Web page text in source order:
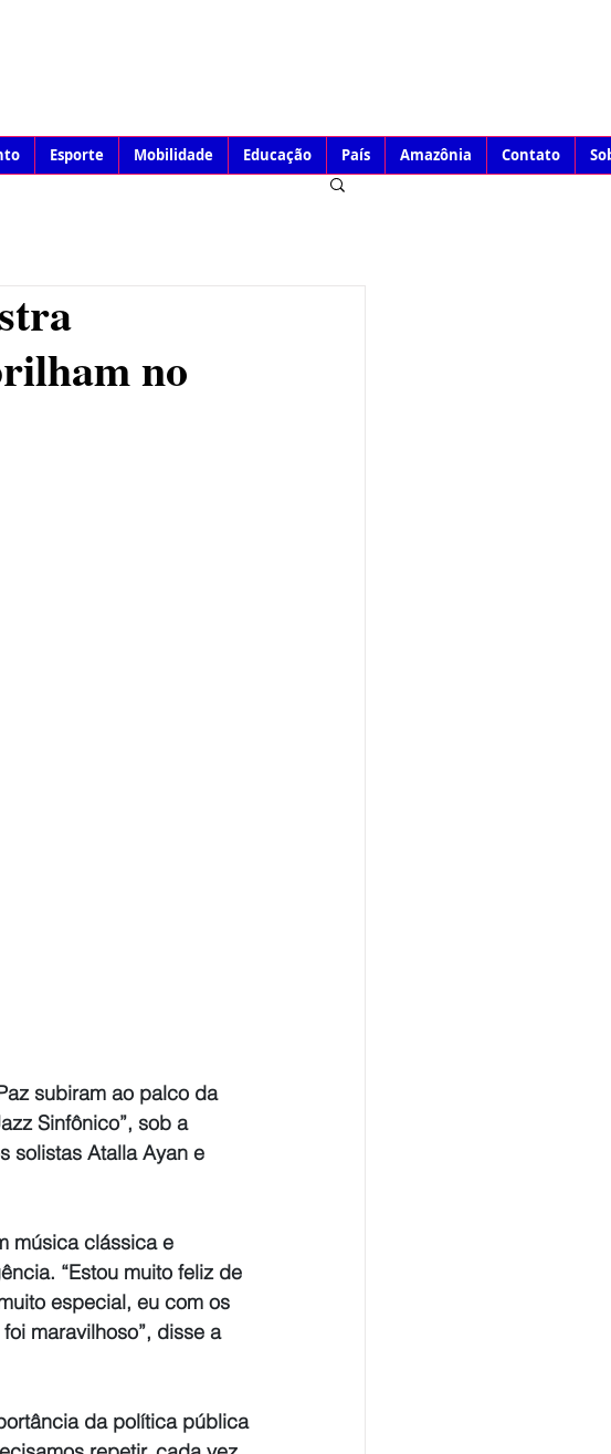
Esporte Mobilidade Educação País Amazônia Contato
no
subiram ao palco da
Sinfônico”, sob a
solistas Atalla Ayan e
música clássica e
“Estou muito feliz de
especial, eu com os
maravilhoso”, disse a
da política pública